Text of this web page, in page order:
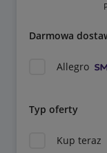
Darmowa
Allegro
Typ oferty
Kup teraz